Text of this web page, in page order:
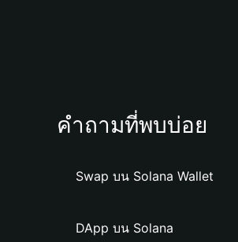
คำถามที่พบบ่อย
Swap บน Solana Wallet
DApp บน Solana